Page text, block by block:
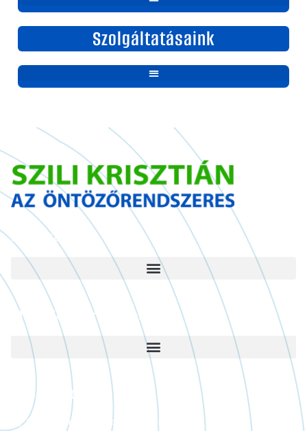
Szolgáltatásaink
Információ
Működési területünk
Kapcsolat
krisztian@esomester.hu